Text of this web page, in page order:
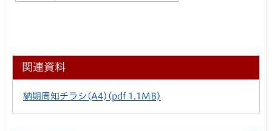
関連資料
納期周知チラシ(A4) (pdf 1.1MB)